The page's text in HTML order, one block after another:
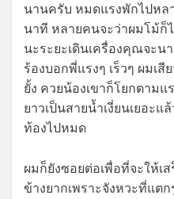
นานครับ หมดแรงพักไปหล
นาที หลายคนจะว่าผมโม้
นะระยะเดินเครื่องคุณจะน
ร้องบอกพี่แรงๆ เร็วๆ ผมเ
ยั้ง ควยน้องเขาก็โยกตาม
ยาวเป็นสายน้ำเงี่ยนเยอะแ
ท้องไปหมด
ผมก็ยังซอยต่อเพื่อที่จะให้
ข้างยากเพราะจังหวะที่แต